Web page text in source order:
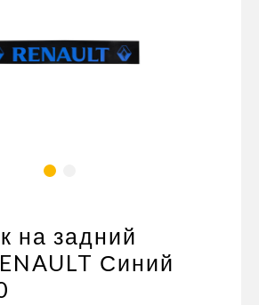
и тросы
на задний
Синий